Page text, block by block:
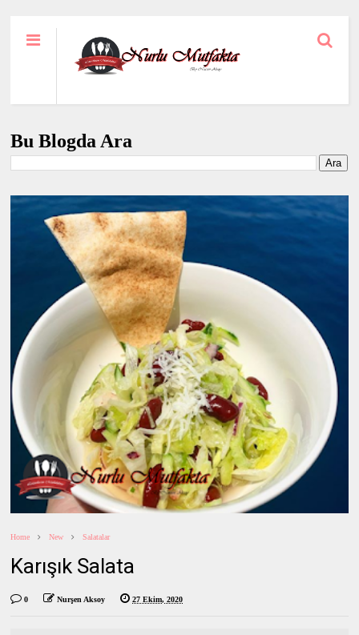
Bu Blogda Ara
Home New Salatalar
Karışık Salata
0 Nurşen Aksoy 27 Ekim, 2020